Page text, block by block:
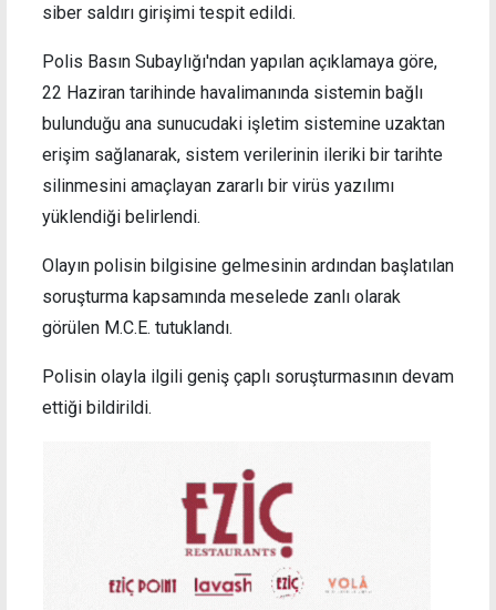
siber saldırı girişimi tespit edildi.
Polis Basın Subaylığı'ndan yapılan açıklamaya göre,
22 Haziran tarihinde havalimanında sistemin bağlı
bulunduğu ana sunucudaki işletim sistemine uzaktan
erişim sağlanarak, sistem verilerinin ileriki bir tarihte
silinmesini amaçlayan zararlı bir virüs yazılımı
yüklendiği belirlendi.
Olayın polisin bilgisine gelmesinin ardından başlatılan
soruşturma kapsamında meselede zanlı olarak
görülen M.C.E. tutuklandı.
Polisin olayla ilgili geniş çaplı soruşturmasının devam
ettiği bildirildi.